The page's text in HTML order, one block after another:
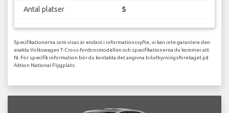
Antal platser 5
Specifikationerna som visas är endast i informationssyfte, vi kan inte garantera den
exakta Volkswagen T-Cross-fordonsmodellen och specifikationerna du kommer att
få. För specifik information bör du kontakta det angivna biluthyrningsföretaget på
Aktion National Flygplats.